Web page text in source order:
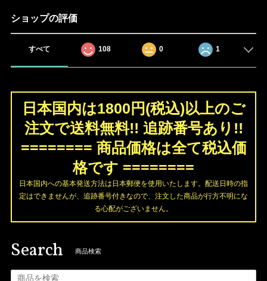
ショップの評価
すべて 108 0 1
日本国内は1800円(税込)以上のご
注文で送料無料!! 追跡番号あり!!
======== 商品価格は全て税込価
格です ========
日本国内への基本発送方法は日本郵便を使用いたします。配送日時の指
定はできませんが、追跡番号付きなので、注文した商品が行方不明にな
る心配がございません。
Search 商品検索